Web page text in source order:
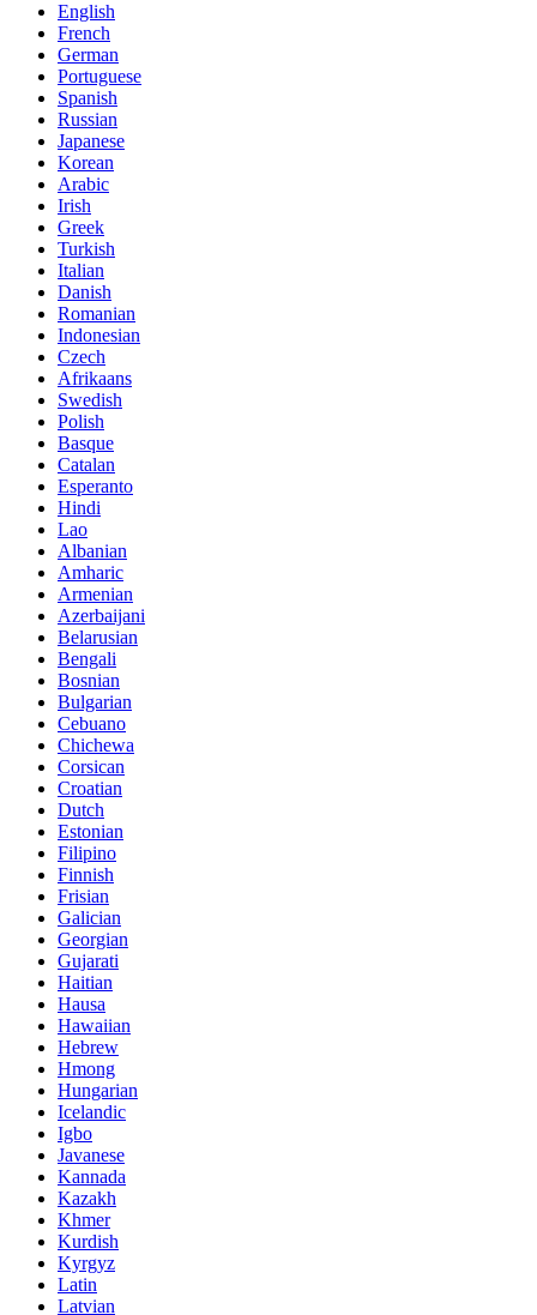
English
French
German
Portuguese
Spanish
Russian
Japanese
Korean
Arabic
Irish
Greek
Turkish
Italian
Danish
Romanian
Indonesian
Czech
Afrikaans
Swedish
Polish
Basque
Catalan
Esperanto
Hindi
Lao
Albanian
Amharic
Armenian
Azerbaijani
Belarusian
Bengali
Bosnian
Bulgarian
Cebuano
Chichewa
Corsican
Croatian
Dutch
Estonian
Filipino
Finnish
Frisian
Galician
Georgian
Gujarati
Haitian
Hausa
Hawaiian
Hebrew
Hmong
Hungarian
Icelandic
Igbo
Javanese
Kannada
Kazakh
Khmer
Kurdish
Kyrgyz
Latin
Latvian